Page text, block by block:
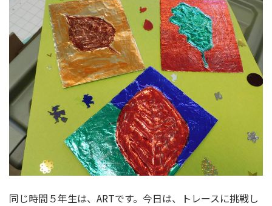
同じ時間５年生は、ARTです。今日は、トレースに挑戦し